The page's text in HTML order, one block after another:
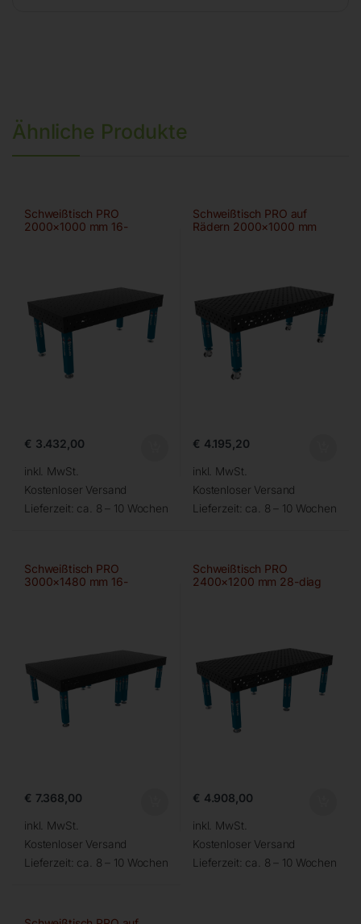
Ähnliche Produkte
Schweißtisch PRO
2000×1000 mm 16-
€ 3.432,00
inkl. MwSt.
Kostenloser Versand
Lieferzeit: ca. 8 – 10 Wochen
Schweißtisch PRO auf
Rädern 2000×1000 mm
€ 4.195,20
inkl. MwSt.
Kostenloser Versand
Lieferzeit: ca. 8 – 10 Wochen
Schweißtisch PRO
3000×1480 mm 16-
€ 7.368,00
inkl. MwSt.
Kostenloser Versand
Lieferzeit: ca. 8 – 10 Wochen
Schweißtisch PRO
2400×1200 mm 28-diag
€ 4.908,00
inkl. MwSt.
Kostenloser Versand
Lieferzeit: ca. 8 – 10 Wochen